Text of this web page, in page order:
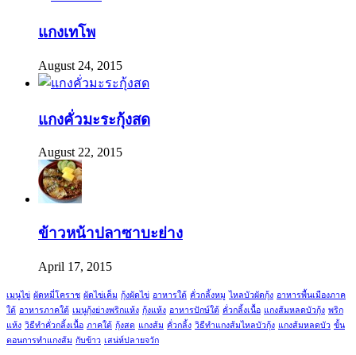
แกงเทโพ
August 24, 2015
แกงคั่วมะระกุ้งสด
August 22, 2015
ข้าวหน้าปลาซาบะย่าง
April 17, 2015
เมนูไข่ ผัดหมี่โคราช ผัดไข่เค็ม กุ้งผัดไข่ อาหารใต้ คั่วกลิ้งหมู ไหลบัวผัดกุ้ง อาหารพื้นเมืองภาค
ใต้ อาหารภาคใต้ เมนูกุ้งย่างพริกแห้ง กุ้งแห้ง อาหารปักษ์ใต้ คั่วกลิ้งเนื้อ แกงส้มหลดบัวกุ้ง พริก
แห้ง วิธีทำคั่วกลิ้งเนื้อ ภาคใต้ กุ้งสด แกงส้ม คั่วกลิ้ง วิธีทำแกงส้มไหลบัวกุ้ง แกงส้มหลดบัว ขั้น
ตอนการทำแกงส้ม กับข้าว เสน่ห์ปลายจวัก